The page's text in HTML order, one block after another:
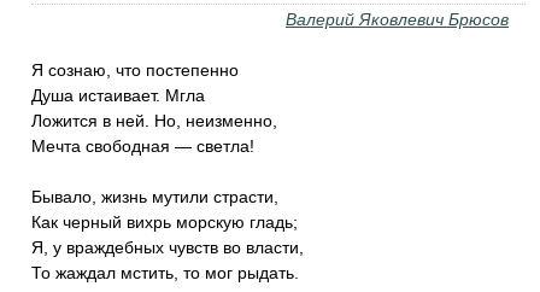
Валерий Яковлевич Брюсов
Я сознаю, что постепенно
Душа истаивает. Мгла
Ложится в ней. Но, неизменно,
Мечта свободная — светла!
Бывало, жизнь мутили страсти,
Как черный вихрь морскую гладь;
Я, у враждебных чувств во власти,
То жаждал мстить, то мог рыдать.